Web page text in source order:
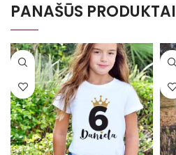
PANAŠŪS PRODUKTAI